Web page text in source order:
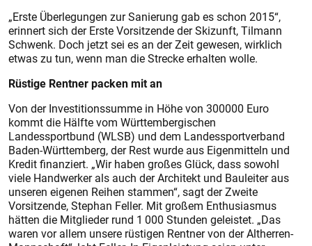
„Erste Überlegungen zur Sanierung gab es schon 2015“,
erinnert sich der Erste Vorsitzende der Skizunft, Tilmann
Schwenk. Doch jetzt sei es an der Zeit gewesen, wirklich
etwas zu tun, wenn man die Strecke erhalten wolle.
Rüstige Rentner packen mit an
Von der Investitionssumme in Höhe von 300000 Euro
kommt die Hälfte vom Württembergischen
Landessportbund (WLSB) und dem Landessportverband
Baden-Württemberg, der Rest wurde aus Eigenmitteln und
Kredit finanziert. „Wir haben großes Glück, dass sowohl
viele Handwerker als auch der Architekt und Bauleiter aus
unseren eigenen Reihen stammen“, sagt der Zweite
Vorsitzende, Stephan Feller. Mit großem Enthusiasmus
hätten die Mitglieder rund 1 000 Stunden geleistet. „Das
waren vor allem unsere rüstigen Rentner von der Altherren-